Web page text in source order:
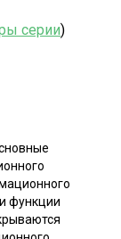
серии)
функции